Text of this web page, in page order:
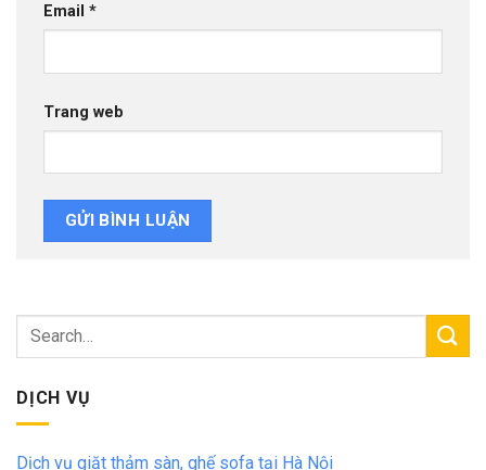
Email *
Trang web
DỊCH VỤ
Dịch vụ giặt thảm sàn, ghế sofa tại Hà Nội